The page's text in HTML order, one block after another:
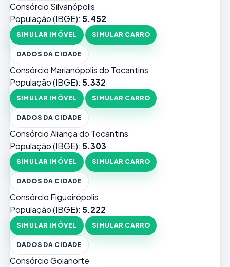
Consórcio Silvanópolis
População (IBGE): 5.452
SIMULAR IMÓVEL SIMULAR CARRO
DADOS DA CIDADE
Consórcio Marianópolis do Tocantins
População (IBGE): 5.332
SIMULAR IMÓVEL SIMULAR CARRO
DADOS DA CIDADE
Consórcio Aliança do Tocantins
População (IBGE): 5.303
SIMULAR IMÓVEL SIMULAR CARRO
DADOS DA CIDADE
Consórcio Figueirópolis
População (IBGE): 5.222
SIMULAR IMÓVEL SIMULAR CARRO
DADOS DA CIDADE
Consórcio Goianorte